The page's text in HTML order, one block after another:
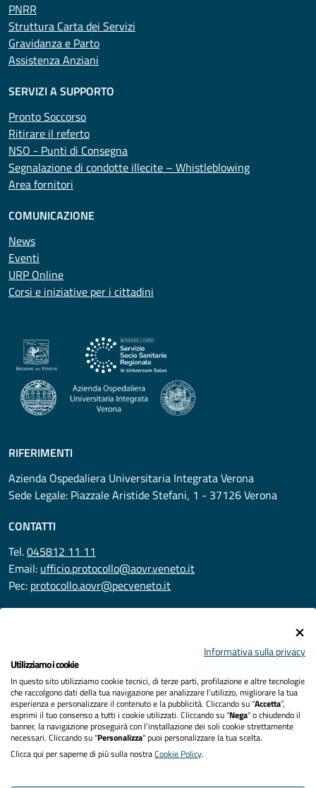
PNRR
Struttura Carta dei Servizi
Gravidanza e Parto
Assistenza Anziani
SERVIZI A SUPPORTO
Pronto Soccorso
Ritirare il referto
NSO - Punti di Consegna
Segnalazione di condotte illecite – Whistleblowing
Area fornitori
COMUNICAZIONE
News
Eventi
URP Online
Corsi e iniziative per i cittadini
RIFERIMENTI
Azienda Ospedaliera Universitaria Integrata Verona
Sede Legale: Piazzale Aristide Stefani, 1 - 37126 Verona
CONTATTI
Tel.045812 11 11
Email: ufficio.protocollo@aovr.veneto.it
Pec: protocollo.aovr@pecveneto.it
Privacy
Accessibilità
Note legali
Informativa sulla privacy
Utilizziamo i cookie
In questo sito utilizziamo cookie tecnici, di terze parti, profilazione e altre tecnologie
che raccolgono dati della tua navigazione per analizzare l’utilizzo, migliorare la tua
esperienza e personalizzare il contenuto e la pubblicità. Cliccando su “Accetta”,
esprimi il tuo consenso a tutti i cookie utilizzati. Cliccando su "Nega" o chiudendo il
banner, la navigazione proseguirà con l’installazione dei soli cookie strettamente
necessari. Cliccando su "Personalizza" puoi personalizzare la tua scelta.
Clicca qui per saperne di più sulla nostraCookie Policy.